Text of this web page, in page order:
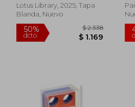
Lotus Library, 2025, Tapa
Blanda, Nuevo